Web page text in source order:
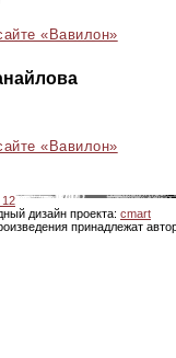
«Вавилон»
«Вавилон»
12
дизайн проекта: cmart
принадлежат